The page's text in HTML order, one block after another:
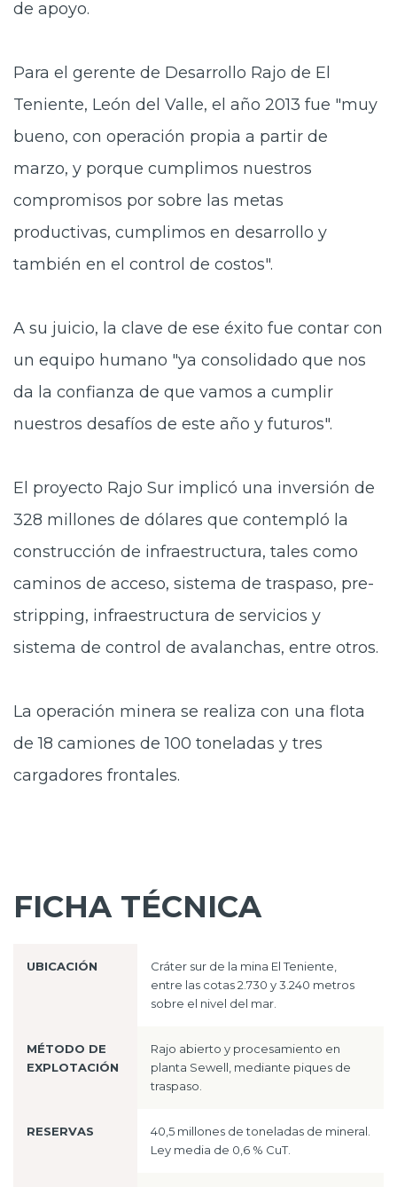
de apoyo.
Para el gerente de Desarrollo Rajo de El
Teniente, León del Valle, el año 2013 fue "muy
bueno, con operación propia a partir de
marzo, y porque cumplimos nuestros
compromisos por sobre las metas
productivas, cumplimos en desarrollo y
también en el control de costos".
A su juicio, la clave de ese éxito fue contar con
un equipo humano "ya consolidado que nos
da la confianza de que vamos a cumplir
nuestros desafíos de este año y futuros".
El proyecto Rajo Sur implicó una inversión de
328 millones de dólares que contempló la
construcción de infraestructura, tales como
caminos de acceso, sistema de traspaso, pre-
stripping, infraestructura de servicios y
sistema de control de avalanchas, entre otros.
La operación minera se realiza con una flota
de 18 camiones de 100 toneladas y tres
cargadores frontales.
FICHA TÉCNICA
UBICACIÓN
Cráter sur de la mina El Teniente,
entre las cotas 2.730 y 3.240 metros
sobre el nivel del mar.
MÉTODO DE
EXPLOTACIÓN
Rajo abierto y procesamiento en
planta Sewell, mediante piques de
traspaso.
RESERVAS
40,5 millones de toneladas de mineral.
Ley media de 0,6 % CuT.